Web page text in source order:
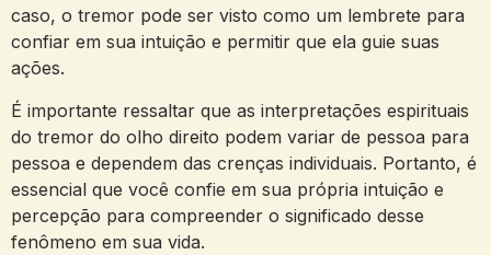
caso, o tremor⁤ pode ser ‌visto como​ um ‌lembrete para
confiar em‍ sua intuição e permitir⁣ que‍ ela guie suas
ações.
É⁣ importante ressaltar que as⁤ interpretações espirituais
⁢do tremor ⁤do olho direito podem variar de pessoa para
pessoa e dependem das crenças individuais. Portanto, é
essencial que você ‍confie em sua própria intuição e
‍percepção para compreender o significado⁤ desse⁣
fenômeno ‌em sua vida.